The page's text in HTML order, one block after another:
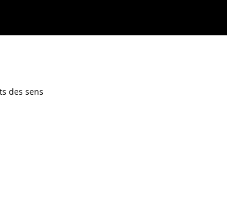
des sens